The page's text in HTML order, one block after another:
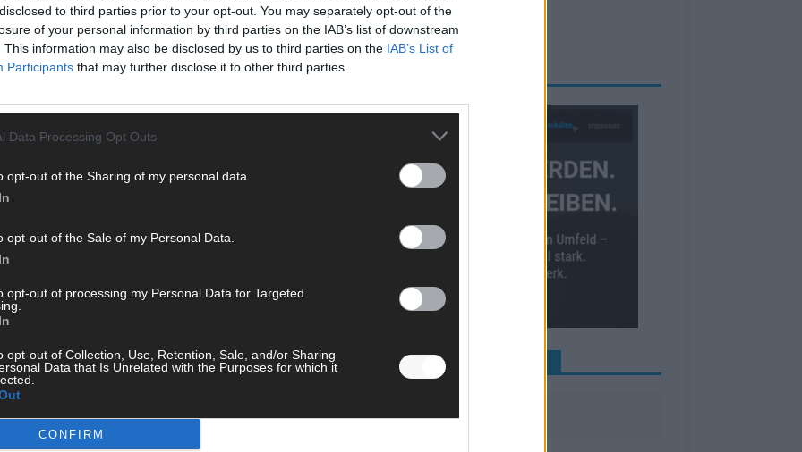
to third parties prior to your opt-out. You may separately opt-out of the
of your personal information by third parties on the IAB’s list of downstream
This information may also be disclosed by us to third parties on the IAB’s List of
Participants that may further disclose it to other third parties.
Data Processing Opt Outs
opt-out of the Sharing of my personal data.
opt-out of the Sale of my Personal Data.
opt-out of processing my Personal Data for Targeted
opt-out of Collection, Use, Retention, Sale, and/or Sharing
Data that Is Unrelated with the Purposes for which it
CONFIRM
Mai 2026
KEINE NEWS MEHR VERPASSEN